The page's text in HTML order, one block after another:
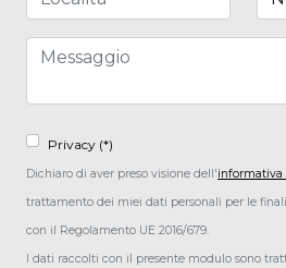
Messaggio
Privacy (*)
Dichiaro di aver preso visione dell'informativa
trattamento dei miei dati personali per le
con il Regolamento UE 2016/679.
I dati raccolti con il presente modulo sono